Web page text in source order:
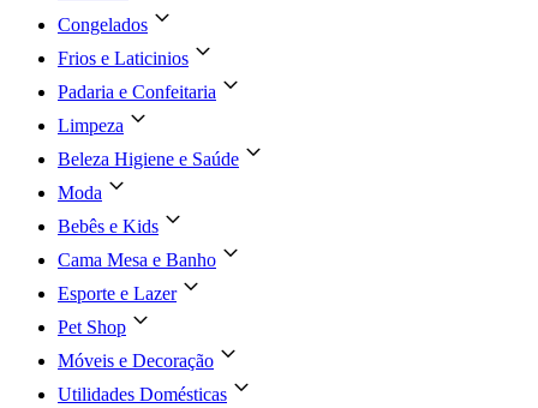
Congelados
Frios e Laticinios
Padaria e Confeitaria
Limpeza
Beleza Higiene e Saúde
Moda
Bebês e Kids
Cama Mesa e Banho
Esporte e Lazer
Pet Shop
Móveis e Decoração
Utilidades Domésticas